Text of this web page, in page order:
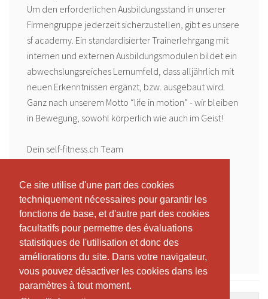
Ce site utilise d'une part des cookies
techniquement nécessaires pour garantir les
fonctions de base, et d'autre part des cookies
facultatifs pour permettre des évaluations
statistiques de l'utilisation et donc des
améliorations du site. Dans votre navigateur,
vous pouvez désactiver les cookies dans les
paramètres à tout moment.
Ce site utilise d'une part des cookies
techniquement nécessaires pour garantir les
fonctions de base, et d'autre part des cookies
facultatifs pour permettre des évaluations
statistiques de l'utilisation et donc des
améliorations du site. Dans votre navigateur,
vous pouvez désactiver les cookies dans les
paramètres à tout moment.
Um den erforderlichen Ausbildungsstand in unserer
Firmengruppe jederzeit sicherzustellen, gibt es unsere
sf academy. Ein standardisierter Trainerlehrgang mit
internen und externen Ausbildungsmodulen bildet ein
abwechslungsreiches Lernumfeld, dass alljährlich mit
neuen Erkenntnissen ergänzt, bzw. ausgebaut wird.
Ganz nach unserem Motto “life in motion” - wir bleiben
in Bewegung, sowohl körperlich wie auch im Geist!
Dein self-fitness.ch Team
Alle Informationen zu unserer sf academy: www.self-
fitness.ch
(https://www.self-fitness.ch/Home/ueber-uns/210/?
oid=263&lang=de)